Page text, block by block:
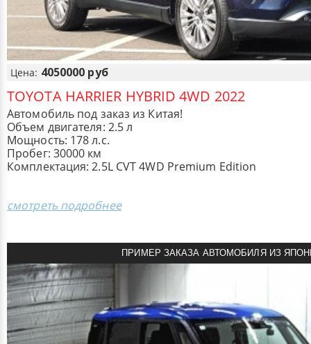
Цена: 4050000 руб
TOYOTA HARRIER HYBRID 4WD 2022
Автомобиль под заказ из Китая!
Объем двигателя: 2.5 л
Мощность: 178 л.с.
Пробег: 30000 км
Комплектация: 2.5L CVT 4WD Premium Edition
смотреть подробнее
ПРИМЕР ЗАКАЗА АВТОМОБИЛЯ ИЗ